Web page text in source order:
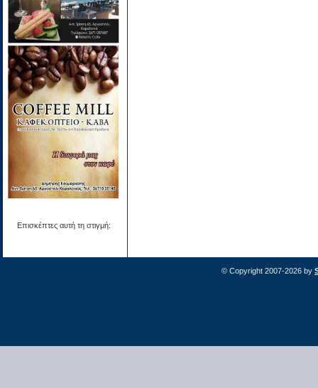
Επισκέπτες αυτή τη στιγμή:
© Copyright 2007-2026 by